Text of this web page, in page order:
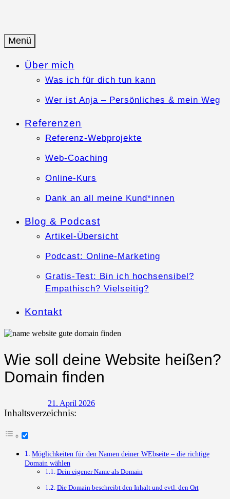
Anja-Teuner.de
Web-Business mit Herz
Menü
Über mich
Was ich für dich tun kann
Wer ist Anja – Persönliches & mein Weg
Referenzen
Referenz-Webprojekte
Web-Coaching
Online-Kurs
Dank an all meine Kund*innen
Blog & Podcast
Artikel-Übersicht
Podcast: Online-Marketing
Gratis-Test: Bin ich hochsensibel?
Empathisch? Vielseitig?
Kontakt
Wie soll deine Website heißen?
Domain finden
21. April 2026
Inhaltsverzeichnis:
Möglichkeiten für den Namen deiner WEbseite – die richtige
Domain wählen
Dein eigener Name als Domain
Die Domain beschreibt den Inhalt und evtl. den Ort